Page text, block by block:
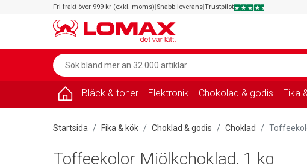
Fri frakt över 999 kr (exkl. moms)|Snabb leverans|Trustpilot
Bläck & toner Elektronik Chokolad & godis Fika
Startsida Fika & kök Choklad & godis Choklad
Toffeekolor Mjölkchoklad, 1 kg